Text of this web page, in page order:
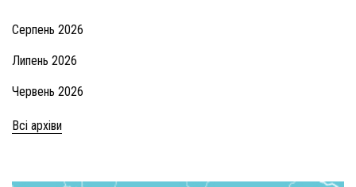
Серпень 2026
Липень 2026
Червень 2026
Всі архіви